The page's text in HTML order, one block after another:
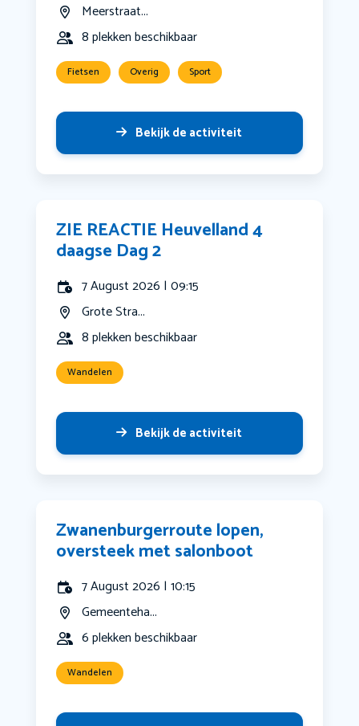
Meerstraat...
8 plekken beschikbaar
Fietsen Overig Sport
Bekijk de activiteit
ZIE REACTIE Heuvelland 4
daagse Dag 2
7 August 2026 | 09:15
Grote Stra...
8 plekken beschikbaar
Wandelen
Bekijk de activiteit
Zwanenburgerroute lopen,
oversteek met salonboot
7 August 2026 | 10:15
Gemeenteha...
6 plekken beschikbaar
Wandelen